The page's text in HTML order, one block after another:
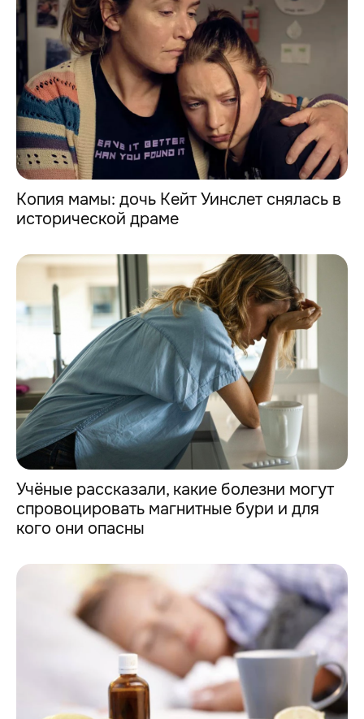
Копия мамы: дочь Кейт Уинслет снялась в
исторической драме
Учёные рассказали, какие болезни могут
спровоцировать магнитные бури и для
кого они опасны